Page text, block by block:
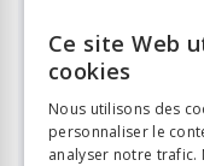
Format HTML
PDF à télécharger
Ce site Web
cookies
Nous utilisons des
personnaliser le
analyser notre trafic.